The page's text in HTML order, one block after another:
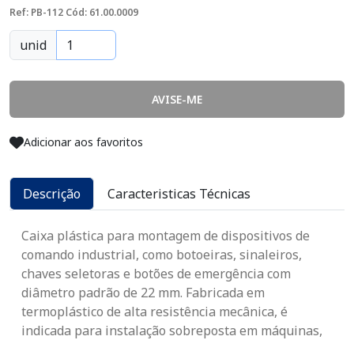
Ref: PB-112 Cód: 61.00.0009
unid
AVISE-ME
Adicionar aos favoritos
Descrição Caracteristicas Técnicas
Caixa plástica para montagem de dispositivos de
comando industrial, como botoeiras, sinaleiros,
chaves seletoras e botões de emergência com
diâmetro padrão de 22 mm. Fabricada em
termoplástico de alta resistência mecânica, é
indicada para instalação sobreposta em máquinas,